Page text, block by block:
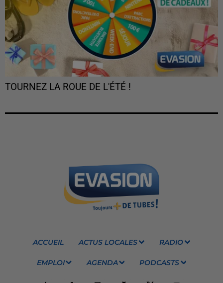
TOURNEZ LA ROUE DE L'ÉTÉ !
ACCUEIL ACTUS LOCALES RADIO
EMPLOI AGENDA PODCASTS